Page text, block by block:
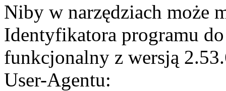
Niby w narzędziach może
Identyfikatora programu
funkcjonalny z wersją
User-Agentu: